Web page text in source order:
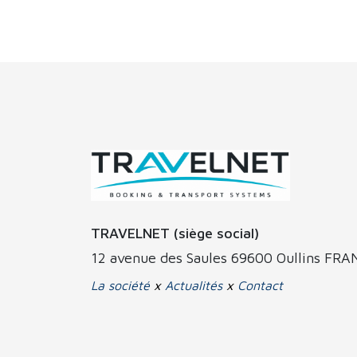
TRAVELNET (siège social)
12 avenue des Saules 69600 Oullins
La société x Actualitésx Contact